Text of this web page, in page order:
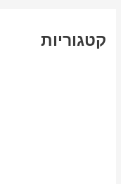
קטגוריות